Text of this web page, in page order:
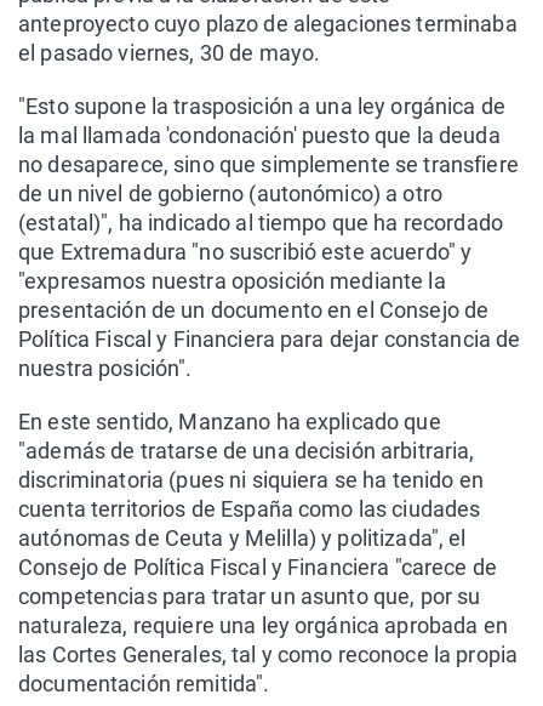
anteproyecto cuyo plazo de alegaciones terminaba
el pasado viernes, 30 de mayo.
"Esto supone la trasposición a una ley orgánica de
la mal llamada 'condonación' puesto que la deuda
no desaparece, sino que simplemente se transfiere
de un nivel de gobierno (autonómico) a otro
(estatal)", ha indicado al tiempo que ha recordado
que Extremadura "no suscribió este acuerdo" y
"expresamos nuestra oposición mediante la
presentación de un documento en el Consejo de
Política Fiscal y Financiera para dejar constancia de
nuestra posición".
En este sentido, Manzano ha explicado que
"además de tratarse de una decisión arbitraria,
discriminatoria (pues ni siquiera se ha tenido en
cuenta territorios de España como las ciudades
autónomas de Ceuta y Melilla) y politizada", el
Consejo de Política Fiscal y Financiera "carece de
competencias para tratar un asunto que, por su
naturaleza, requiere una ley orgánica aprobada en
las Cortes Generales, tal y como reconoce la propia
documentación remitida".